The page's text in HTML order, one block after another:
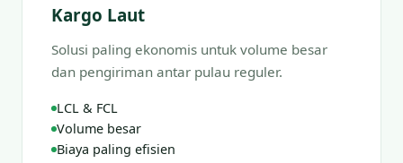
Kargo Laut
Solusi paling ekonomis untuk volume besar
dan pengiriman antar pulau reguler.
LCL & FCL
Volume besar
Biaya paling efisien